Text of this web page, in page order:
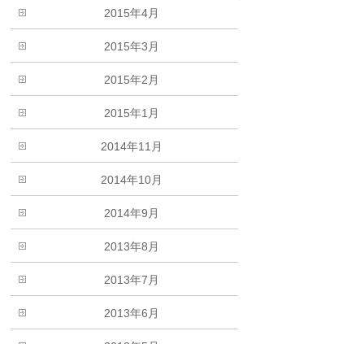
2015年4月
2015年3月
2015年2月
2015年1月
2014年11月
2014年10月
2014年9月
2013年8月
2013年7月
2013年6月